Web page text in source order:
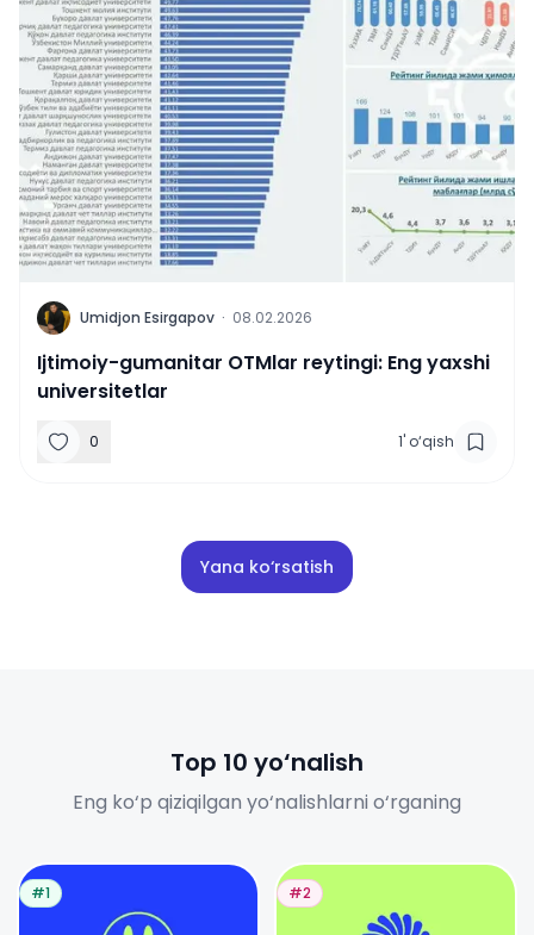
U Umidjon Esirgapov · 08.02.2026
Ijtimoiy-gumanitar OTMlar reytingi: Eng yaxshi
universitetlar
0 1' o‘qish
Yana ko‘rsatish
Top 10 yo‘nalish
Eng ko‘p qiziqilgan yo‘nalishlarni o‘rganing
#1 #2